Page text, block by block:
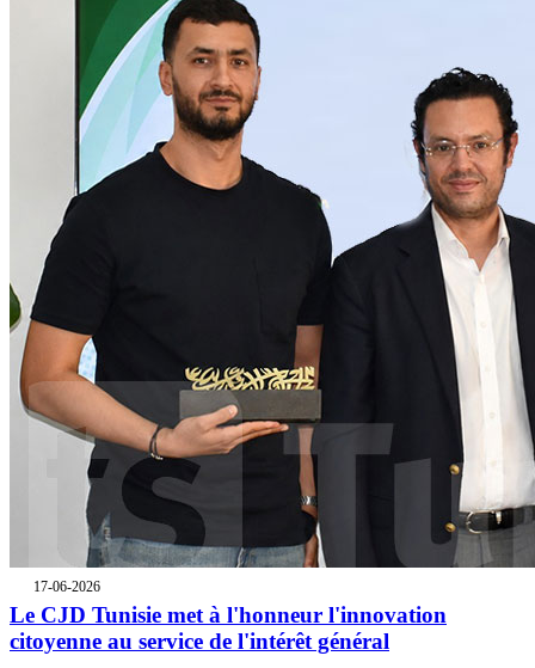
17-06-2026
Le CJD Tunisie met à l'honneur l'innovation
citoyenne au service de l'intérêt général